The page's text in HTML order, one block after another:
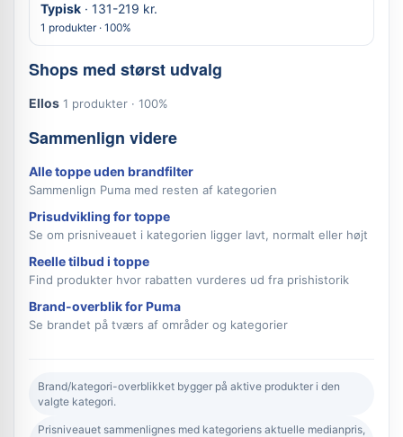
Typisk · 131-219 kr.
1 produkter · 100%
Shops med størst udvalg
Ellos 1 produkter · 100%
Sammenlign videre
Alle toppe uden brandfilter
Sammenlign Puma med resten af kategorien
Prisudvikling for toppe
Se om prisniveauet i kategorien ligger lavt, normalt eller højt
Reelle tilbud i toppe
Find produkter hvor rabatten vurderes ud fra prishistorik
Brand-overblik for Puma
Se brandet på tværs af områder og kategorier
Brand/kategori-overblikket bygger på aktive produkter i den
valgte kategori.
Prisniveauet sammenlignes med kategoriens aktuelle medianpris,